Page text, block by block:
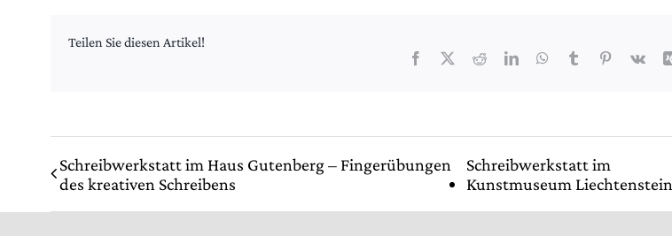
Teilen Sie diesen Artikel!
Facebook
X RedditLinkedInWhatsApp
TumblrPinterest
Vk
Schreibwerkstatt im Haus Gutenberg – Fingerübungen
des kreativen Schreibens
Schreibwerkstatt im
Kunstmuseum Liechtenstein